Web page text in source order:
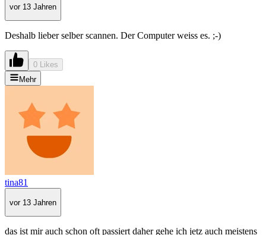
vor 13 Jahren
Deshalb lieber selber scannen. Der Computer weiss es. ;-)
0 Likes
Mehr
tina81
vor 13 Jahren
das ist mir auch schon oft passiert daher gehe ich jetz auch meistens